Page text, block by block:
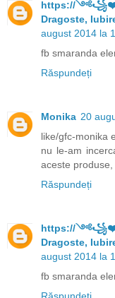
https://
Dragoste,
august 2014 la
fb smaranda
Răspundeți
Monika 20
like/gfc-monika
nu le-am
aceste
Răspundeți
https://
Dragoste,
august 2014 la
fb smaranda
Răspundeți